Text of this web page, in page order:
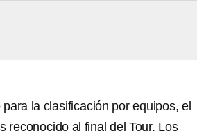
la clasificación por equipos, el
reconocido al final del Tour. Los